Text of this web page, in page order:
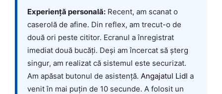
Experiență personală: Recent, am scanat o
caserolă de afine. Din reflex, am trecut-o de
două ori peste cititor. Ecranul a înregistrat
imediat două bucăți. Deși am încercat să șterg
singur, am realizat că sistemul este securizat.
Am apăsat butonul de asistență. Angajatul Lidl a
venit în mai puțin de 10 secunde. A folosit un